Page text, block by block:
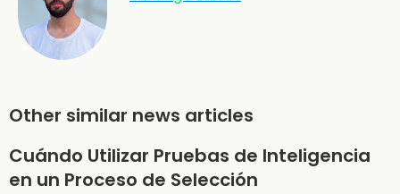
Other similar news articles
Cuándo Utilizar Pruebas de Inteligencia
en un Proceso de Selección